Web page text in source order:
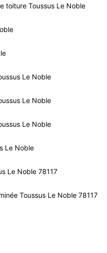
toiture Toussus Le Noble
Le Noble
Le Noble
Le Noble
Le Noble
Le Noble 78117
Toussus Le Noble 78117